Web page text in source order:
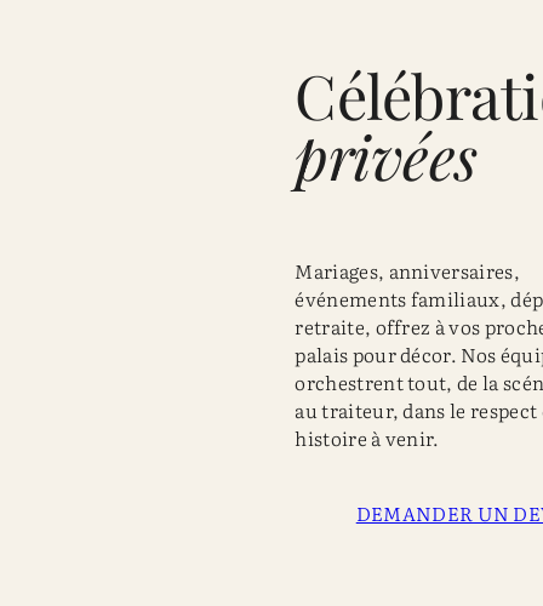
privées
Mariages, anniversaires,
événements familiaux,
retraite, offrez à vos
palais pour décor. Nos
orchestrent tout, de la
au traiteur, dans le respect
histoire à venir.
DEMANDER UN